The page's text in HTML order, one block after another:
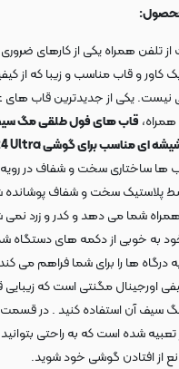
تلفن همراه یکی از کارهای
و قاب مناسب و زیبا که از
نیست. یکی از جدیدترین قاب های
قاب های فول طلقی مگ
ها ساختاری سخت و شفاف در رویه
پلاستیک سخت و شفاف
شما می دهد و کدر و زرد نمی
به خوبی از دکمه های دستگاه
درگاه ها را برای شما فراهم می
اورجینال مگنتی است که زیبایی
سیف آن استفاده کنید .در قسمت
شده است که به راحتی بتوانید
از افتادن گوشی خود شوید.